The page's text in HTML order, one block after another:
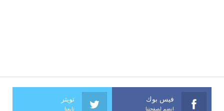
فيس بوك
انضم لصفحتنا
تويتر
تابعنا